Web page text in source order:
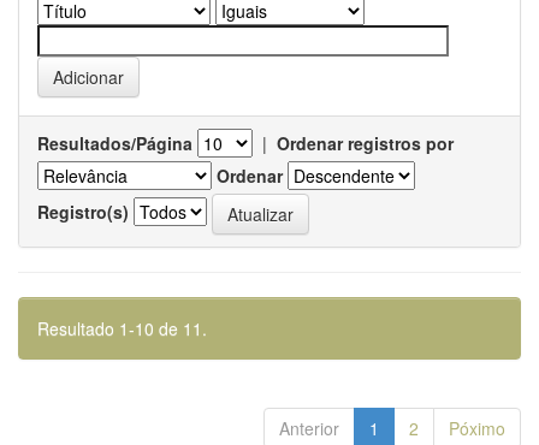
Resultados/Página | Ordenar registros por
Ordenar
Registro(s)
Resultado 1-10 de 11.
Anterior 1 2 Póximo